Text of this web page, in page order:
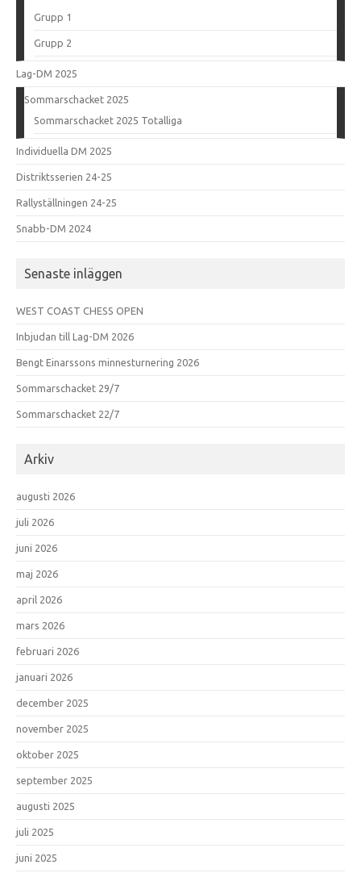
Grupp 1
Grupp 2
Lag-DM 2025
Sommarschacket 2025
Sommarschacket 2025 Totalliga
Individuella DM 2025
Distriktsserien 24-25
Rallyställningen 24-25
Snabb-DM 2024
Senaste inläggen
WEST COAST CHESS OPEN
Inbjudan till Lag-DM 2026
Bengt Einarssons minnesturnering 2026
Sommarschacket 29/7
Sommarschacket 22/7
Arkiv
augusti 2026
juli 2026
juni 2026
maj 2026
april 2026
mars 2026
februari 2026
januari 2026
december 2025
november 2025
oktober 2025
september 2025
augusti 2025
juli 2025
juni 2025